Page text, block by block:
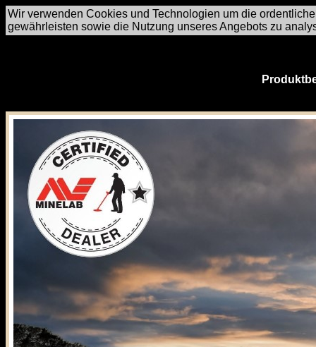
Wir verwenden Cookies und Technologien um die
gewährleisten sowie die Nutzung unseres Angebots zu